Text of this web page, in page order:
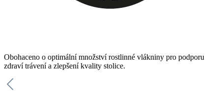
Obohaceno o optimální množství rostlinné vlákniny pro podporu
zdraví trávení a zlepšení kvality stolice.